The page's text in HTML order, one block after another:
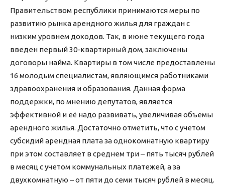
Правительством республики принимаются меры по
развитию рынка арендного жилья для граждан с
низким уровнем доходов. Так, в июне текущего года
введен первый 30-квартирный дом, заключены
договоры найма. Квартиры в том числе предоставлены
16 молодым специалистам, являющимся работниками
здравоохранения и образования. Данная форма
поддержки, по мнению депутатов, является
эффективной и её надо развивать, увеличивая объемы
арендного жилья. Достаточно отметить, что с учетом
субсидий арендная плата за однокомнатную квартиру
при этом составляет в среднем три – пять тысяч рублей
в месяц с учетом коммунальных платежей, а за
двухкомнатную – от пяти до семи тысяч рублей в месяц.